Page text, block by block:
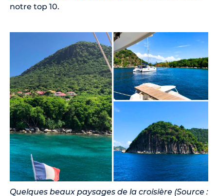
notre top 10.
Quelques beaux paysages de la croisière (Source :